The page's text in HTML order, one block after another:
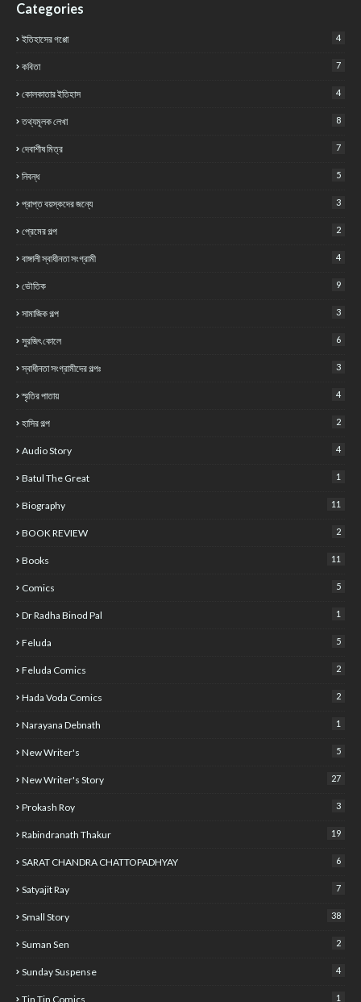
Categories
ইতিহাসের গপ্পো 4
কবিতা 7
কোলকাতার ইতিহাস 4
তথ্যমূলক লেখা 8
দেবাশীষ মিত্র 7
নিবন্ধ 5
প্রাপ্ত বয়স্কদের জন্যে 3
প্রেমের গল্প 2
বাঙ্গালী স্বাধীনতা সংগ্রামী 4
ভৌতিক 9
সামাজিক গল্প 3
সুরজিৎ কোলে 6
স্বাধীনতা সংগ্রামীদের গল্পঃ 3
স্মৃতির পাতায় 4
হাসির গল্প 2
Audio Story 4
Batul The Great 1
Biography 11
BOOK REVIEW 2
Books 11
Comics 5
Dr Radha Binod Pal 1
Feluda 5
Feluda Comics 2
Hada Voda Comics 2
Narayana Debnath 1
New Writer's 5
New Writer's Story 27
Prokash Roy 3
Rabindranath Thakur 19
SARAT CHANDRA CHATTOPADHYAY 6
Satyajit Ray 7
Small Story 38
Suman Sen 2
Sunday Suspense 4
Tin Tin Comics 1